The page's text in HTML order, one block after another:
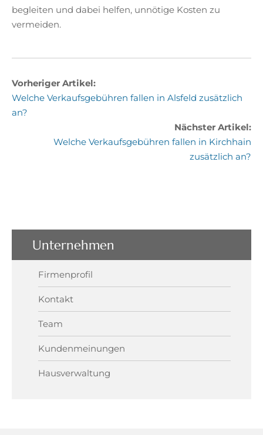
begleiten und dabei helfen, unnötige Kosten zu
vermeiden.
Vorheriger Artikel:
Welche Verkaufsgebühren fallen in Alsfeld zusätzlich
an?
Nächster Artikel:
Welche Verkaufsgebühren fallen in Kirchhain
zusätzlich an?
Unternehmen
Firmenprofil
Kontakt
Team
Kundenmeinungen
Hausverwaltung